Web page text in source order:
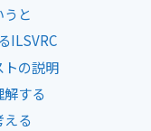
と
ILSVRC
トの説明
解する
える